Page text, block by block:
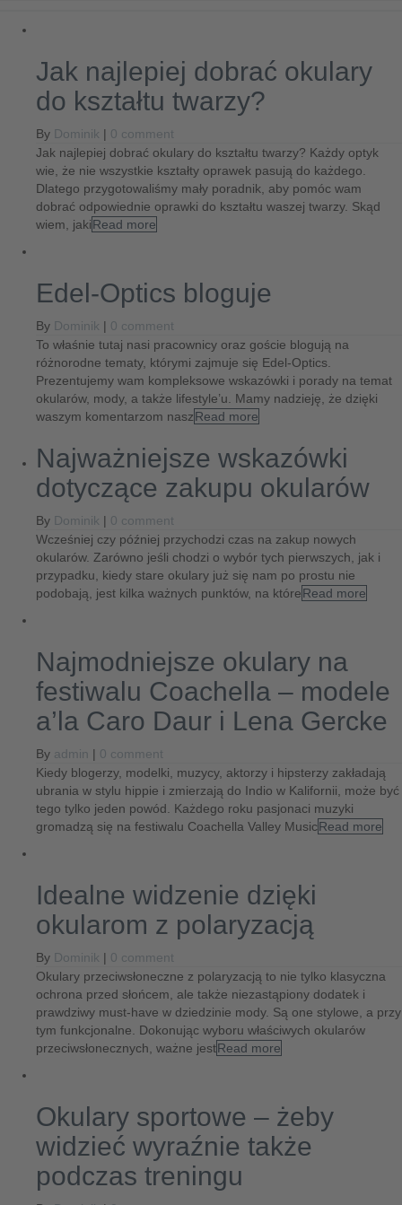
Jak najlepiej dobrać okulary
do kształtu twarzy?
By Dominik | 0 comment
Jak najlepiej dobrać okulary do kształtu twarzy? Każdy optyk
wie, że nie wszystkie kształty oprawek pasują do każdego.
Dlatego przygotowaliśmy mały poradnik, aby pomóc wam
dobrać odpowiednie oprawki do kształtu waszej twarzy. Skąd
wiem, jakiRead more
Edel-Optics bloguje
By Dominik | 0 comment
To właśnie tutaj nasi pracownicy oraz goście blogują na
różnorodne tematy, którymi zajmuje się Edel-Optics.
Prezentujemy wam kompleksowe wskazówki i porady na temat
okularów, mody, a także lifestyle’u. Mamy nadzieję, że dzięki
waszym komentarzom naszRead more
Najważniejsze wskazówki
dotyczące zakupu okularów
By Dominik | 0 comment
Wcześniej czy później przychodzi czas na zakup nowych
okularów. Zarówno jeśli chodzi o wybór tych pierwszych, jak i
przypadku, kiedy stare okulary już się nam po prostu nie
podobają, jest kilka ważnych punktów, na któreRead more
Najmodniejsze okulary na
festiwalu Coachella – modele
a’la Caro Daur i Lena Gercke
By admin | 0 comment
Kiedy blogerzy, modelki, muzycy, aktorzy i hipsterzy zakładają
ubrania w stylu hippie i zmierzają do Indio w Kalifornii, może być
tego tylko jeden powód. Każdego roku pasjonaci muzyki
gromadzą się na festiwalu Coachella Valley MusicRead more
Idealne widzenie dzięki
okularom z polaryzacją
By Dominik | 0 comment
Okulary przeciwsłoneczne z polaryzacją to nie tylko klasyczna
ochrona przed słońcem, ale także niezastąpiony dodatek i
prawdziwy must-have w dziedzinie mody. Są one stylowe, a przy
tym funkcjonalne. Dokonując wyboru właściwych okularów
przeciwsłonecznych, ważne jestRead more
Okulary sportowe – żeby
widzieć wyraźnie także
podczas treningu